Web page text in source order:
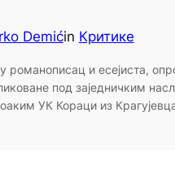
Demićin Критике
и есејиста,
под заједничким
УК Кораци из